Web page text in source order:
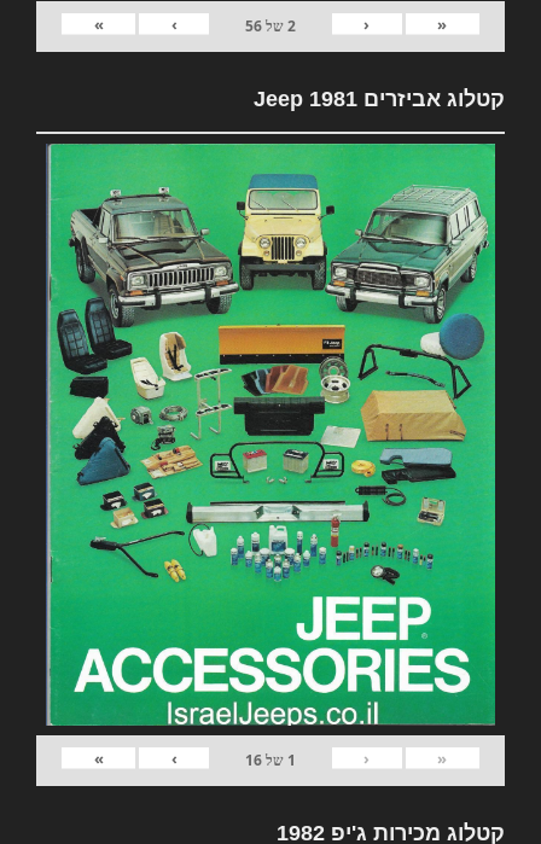
«
‹
2של56
›
»
קטלוג אביזרים 1981 Jeep
«
‹
1 של16
›
»
קטלוג מכירות ג'יפ 1982